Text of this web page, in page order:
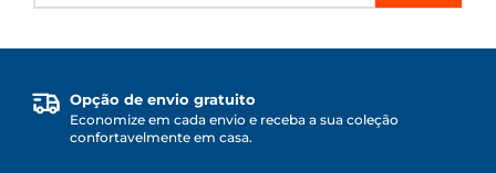
Opção de envio gratuito
Economize em cada envio e receba a sua coleção
confortavelmente em casa.